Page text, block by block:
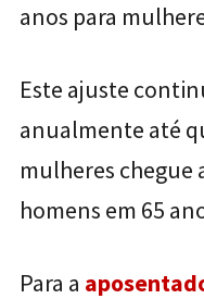
anos para
Este ajuste
anualmente até
mulheres chegue
homens em 65
Para a